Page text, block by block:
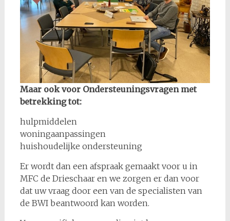
Maar ook voor Ondersteuningsvragen met
betrekking tot:
hulpmiddelen
woningaanpassingen
huishoudelijke ondersteuning
Er wordt dan een afspraak gemaakt voor u in
MFC de Drieschaar en we zorgen er dan voor
dat uw vraag door een van de specialisten van
de BWI beantwoord kan worden.